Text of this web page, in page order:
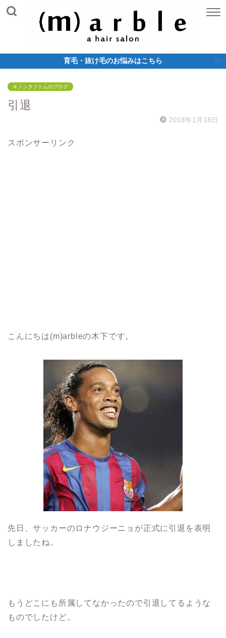
育毛・抜け毛のお悩みはこちら
キノシタツトムのブログ
引退
2018年1月18日
スポンサーリンク
こんにちは(m)arbleの木下です。
先日、サッカーのロナウジーニョが正式に引退を表明
しましたね。
もうどこにも所属してなかったので引退してるような
ものでしたけど。